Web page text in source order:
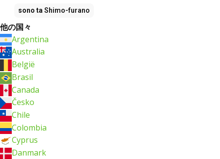
sono ta Shimo-furano
他の国々
Argentina
Australia
België
Brasil
Canada
Česko
Chile
Colombia
Cyprus
Danmark